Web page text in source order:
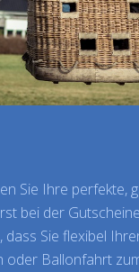
Sie Ihre perfekte,
bei der
Sie flexibel
oder Ballonfahrt